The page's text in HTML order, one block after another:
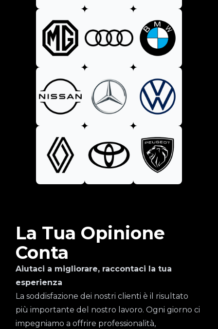
La Tua Opinione
Conta
Aiutaci a migliorare, raccontaci la tua
esperienza
La soddisfazione dei nostri clienti è il risultato
più importante del nostro lavoro. Ogni giorno ci
impegniamo a offrire professionalità,